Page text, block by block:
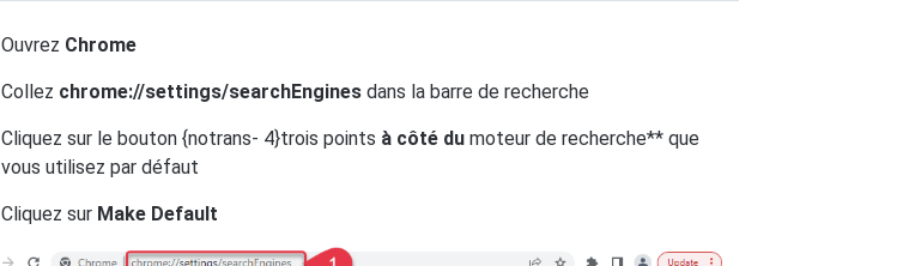
Ouvrez Chrome
Collez chrome://settings/searchEngines dans la barre de recherche
Cliquez sur le bouton {notrans- 4}trois points à côté dumoteur de recherche** que
vous utilisez par défaut
Cliquez sur Make Default